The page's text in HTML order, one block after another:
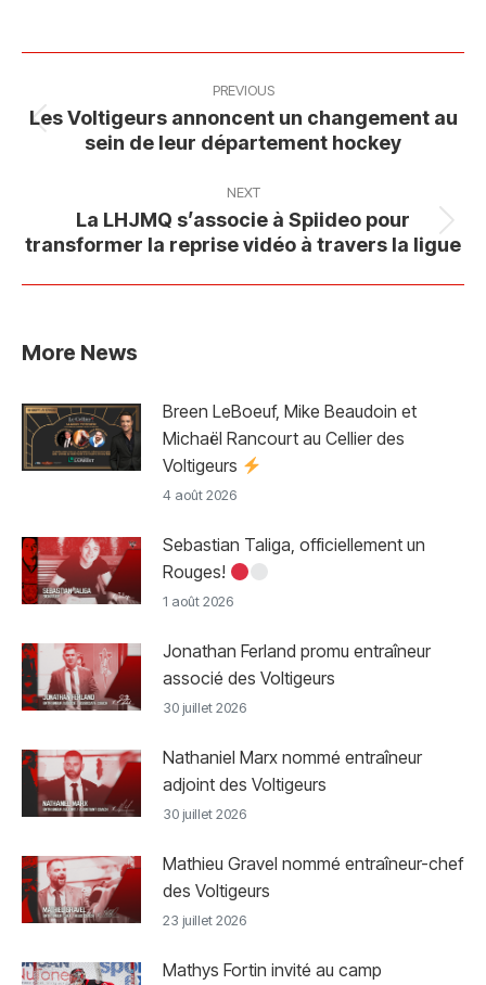
PREVIOUS
Previous
post:
Les Voltigeurs annoncent un changement au
sein de leur département hockey
NEXT
Next
post:
La LHJMQ s’associe à Spiideo pour
transformer la reprise vidéo à travers la ligue
More News
Breen LeBoeuf, Mike Beaudoin et
Michaël Rancourt au Cellier des
Voltigeurs
4 août 2026
Sebastian Taliga, officiellement un
Rouges!
1 août 2026
Jonathan Ferland promu entraîneur
associé des Voltigeurs
30 juillet 2026
Nathaniel Marx nommé entraîneur
adjoint des Voltigeurs
30 juillet 2026
Mathieu Gravel nommé entraîneur-chef
des Voltigeurs
23 juillet 2026
Mathys Fortin invité au camp